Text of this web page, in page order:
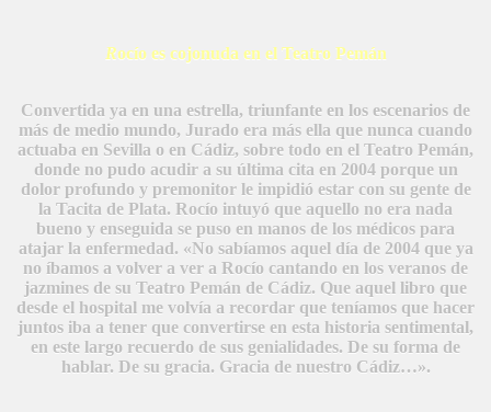
Rocío es cojonuda en el Teatro Pemán
Convertida ya en una estrella, triunfante en los escenarios de
más de medio mundo, Jurado era más ella que nunca cuando
actuaba en Sevilla o en Cádiz, sobre todo en el Teatro Pemán,
donde no pudo acudir a su última cita en 2004 porque un
dolor profundo y premonitor le impidió estar con su gente de
la Tacita de Plata. Rocío intuyó que aquello no era nada
bueno y enseguida se puso en manos de los médicos para
atajar la enfermedad. «No sabíamos aquel día de 2004 que ya
no íbamos a volver a ver a Rocío cantando en los veranos de
jazmines de su Teatro Pemán de Cádiz. Que aquel libro que
desde el hospital me volvía a recordar que teníamos que hacer
juntos iba a tener que convertirse en esta historia sentimental,
en este largo recuerdo de sus genialidades. De su forma de
hablar. De su gracia. Gracia de nuestro Cádiz…».